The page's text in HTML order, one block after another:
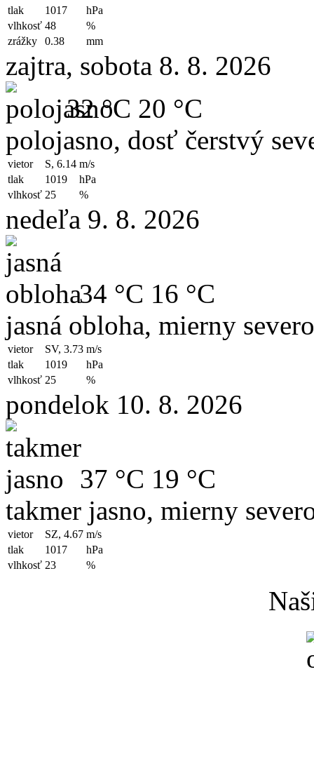
tlak
1017
hPa
vlhkosť 48
%
zrážky
0.38 mm
zajtra, sobota 8. 8. 2026
32 °C 20 °C
polojasno, dosť čerstvý
vietor S, 6.14 m/s
tlak
1019
hPa
vlhkosť 25 %
nedeľa 9. 8. 2026
34 °C 16 °C
jasná obloha, mierny
vietor SV, 3.73 m/s
tlak
1019
hPa
vlhkosť 25 %
pondelok 10. 8. 2026
37 °C 19 °C
takmer jasno, mierny
vietor SZ, 4.67 m/s
tlak
1017
hPa
vlhkosť 23 %